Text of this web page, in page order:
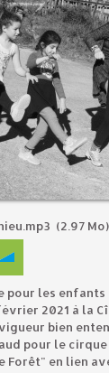
(2.97 Mo)
les enfants
2021 à la
bien
pour le
Forêt" en lien